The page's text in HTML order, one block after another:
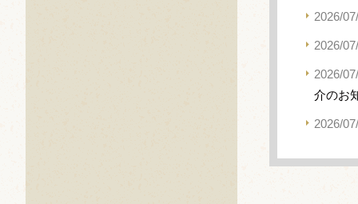
2026/
2026/
2026/
介のお
2026/